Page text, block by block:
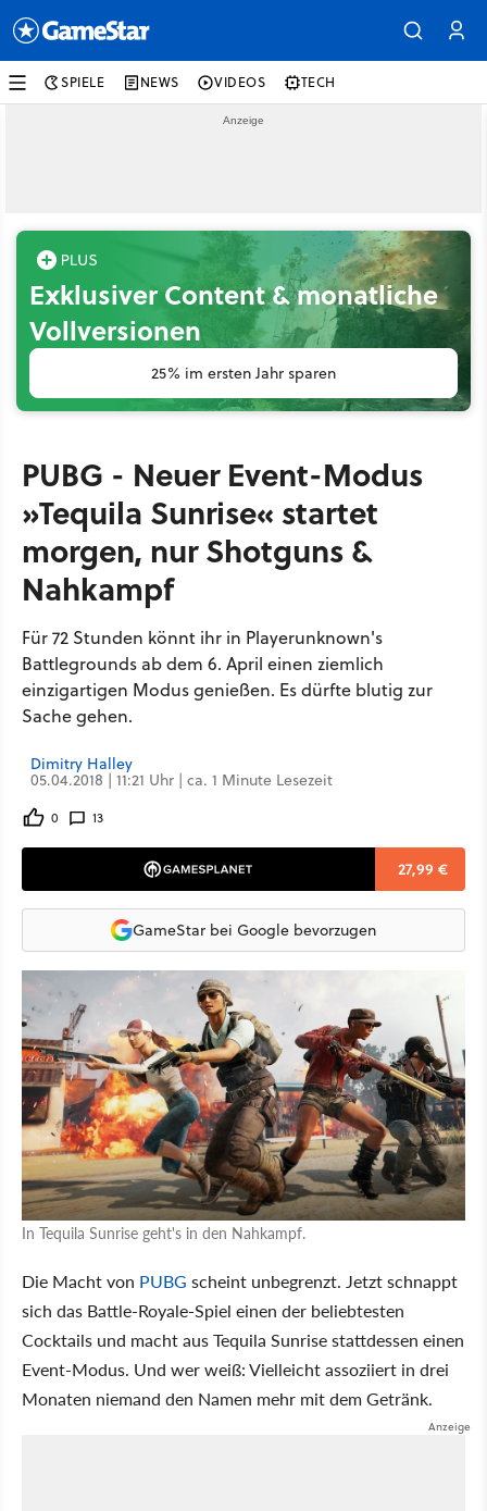
SPIELE NEWS VIDEOS TECH
Exklusiver Content & monatliche
Vollversionen
25% im ersten Jahr sparen
PUBG - Neuer Event-Modus
»Tequila Sunrise« startet
morgen, nur Shotguns &
Nahkampf
Für 72 Stunden könnt ihr in Playerunknown's
Battlegrounds ab dem 6. April einen ziemlich
einzigartigen Modus genießen. Es dürfte blutig zur
Sache gehen.
Dimitry Halley
05.04.2018 | 11:21 Uhr | ca. 1 Minute Lesezeit
0 13
27,99 €
GameStar bei Google bevorzugen
In Tequila Sunrise geht's in den Nahkampf.
Die Macht von PUBG scheint unbegrenzt. Jetzt schnappt
sich das Battle-Royale-Spiel einen der beliebtesten
Cocktails und macht aus Tequila Sunrise stattdessen einen
Event-Modus. Und wer weiß: Vielleicht assoziiert in drei
Monaten niemand den Namen mehr mit dem Getränk.